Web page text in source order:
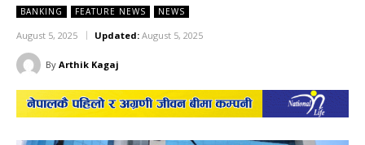
BANKING FEATURE NEWS NEWS
August 5, 2025 Updated: August 5, 2025
By Arthik Kagaj